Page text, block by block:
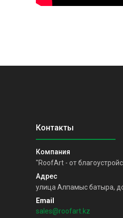
"RoofArt - от
улица Алпамыс батыра,
sales@roofart.kz